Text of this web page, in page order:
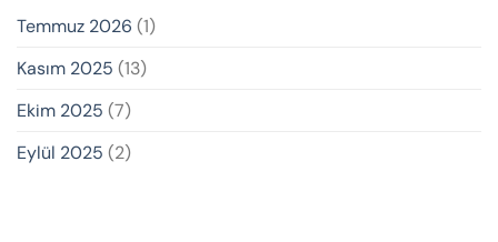
Temmuz 2026 (1)
Kasım 2025 (13)
Ekim 2025 (7)
Eylül 2025 (2)